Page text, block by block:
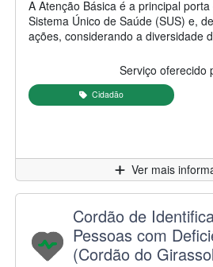
Descrição do serviço:
A Atenção Básica é a principal
Sistema Único de Saúde (SUS) e,
ações, considerando a diversidade
diversidade de serviços realizados
acolhimento com classificação de
enfermagem e médicas, distribuição
de saúde e caso seja necessário,
para outros níveis de atenção.
Serviço oferecido
Cidadão
Ver mais
Nome do serviço:
Cordão de
Pessoas com
(Cordão do